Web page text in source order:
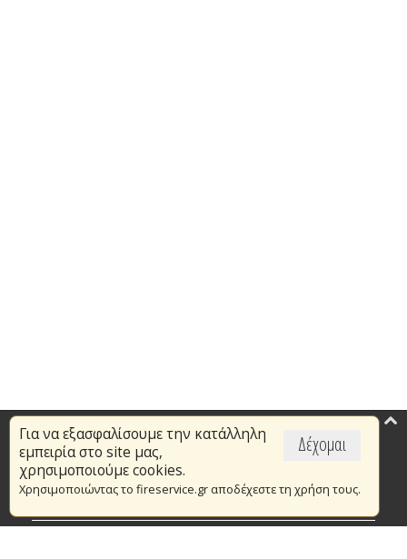
Δέχομαι
Για να εξασφαλίσουμε την κατάλληλη
εμπειρία στο site μας,
χρησιμοποιούμε cookies.
Χρησιμοποιώντας το fireservice.gr αποδέχεστε τη χρήση τους.
Επικαιρότητα
Το Πυροσβεστικό Σώμα